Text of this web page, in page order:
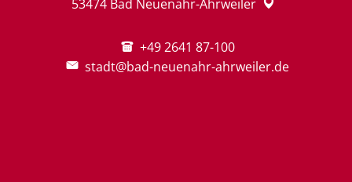
53474 Bad Neuenahr-Ahrweiler
+49 2641 87-100
stadt@bad-neuenahr-ahrweiler.de